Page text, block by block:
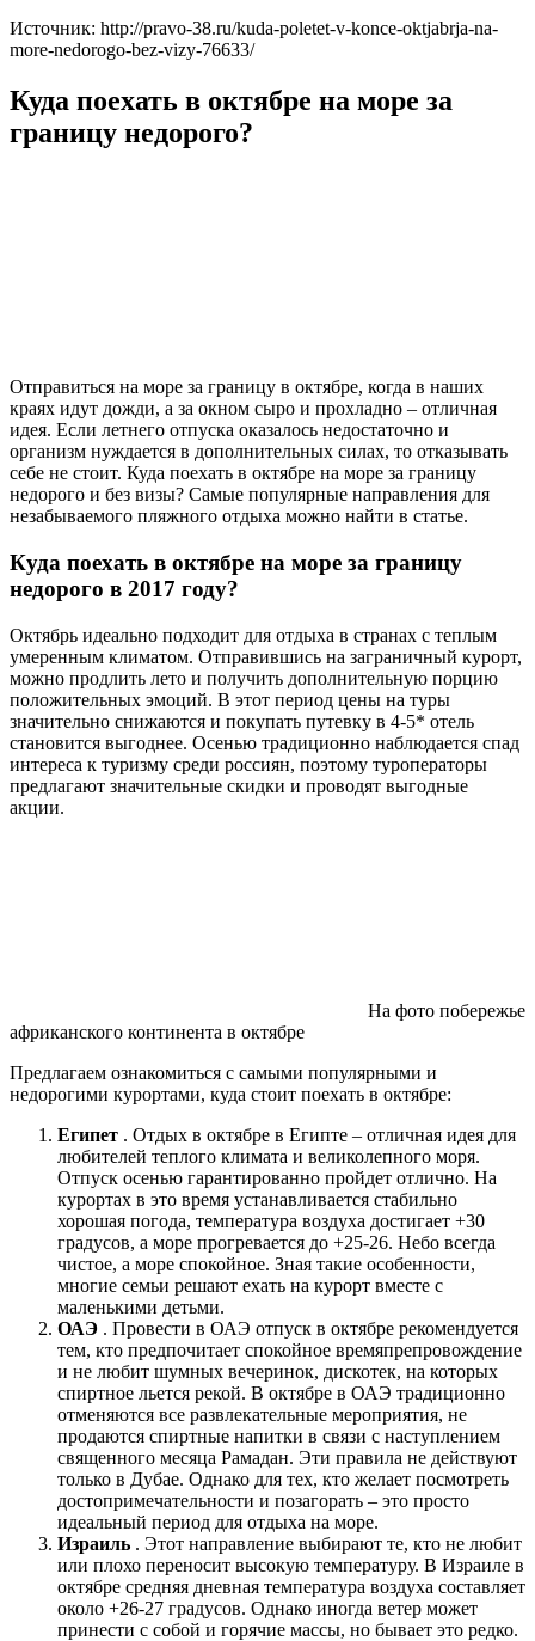
Источник: http://pravo-38.ru/kuda-poletet-v-konce-oktjabrja-na-
more-nedorogo-bez-vizy-76633/
Куда поехать в октябре на море за
границу недорого?
Отправиться на море за границу в октябре, когда в наших
краях идут дожди, а за окном сыро и прохладно – отличная
идея. Если летнего отпуска оказалось недостаточно и
организм нуждается в дополнительных силах, то отказывать
себе не стоит. Куда поехать в октябре на море за границу
недорого и без визы? Самые популярные направления для
незабываемого пляжного отдыха можно найти в статье.
Куда поехать в октябре на море за границу
недорого в 2017 году?
Октябрь идеально подходит для отдыха в странах с теплым
умеренным климатом. Отправившись на заграничный курорт,
можно продлить лето и получить дополнительную порцию
положительных эмоций. В этот период цены на туры
значительно снижаются и покупать путевку в 4-5* отель
становится выгоднее. Осенью традиционно наблюдается спад
интереса к туризму среди россиян, поэтому туроператоры
предлагают значительные скидки и проводят выгодные
акции.
На фото побережье
африканского континента в октябре
Предлагаем ознакомиться с самыми популярными и
недорогими курортами, куда стоит поехать в октябре:
Египет . Отдых в октябре в Египте – отличная идея для
любителей теплого климата и великолепного моря.
Отпуск осенью гарантированно пройдет отлично. На
курортах в это время устанавливается стабильно
хорошая погода, температура воздуха достигает +30
градусов, а море прогревается до +25-26. Небо всегда
чистое, а море спокойное. Зная такие особенности,
многие семьи решают ехать на курорт вместе с
маленькими детьми.
ОАЭ . Провести в ОАЭ отпуск в октябре рекомендуется
тем, кто предпочитает спокойное времяпрепровождение
и не любит шумных вечеринок, дискотек, на которых
спиртное льется рекой. В октябре в ОАЭ традиционно
отменяются все развлекательные мероприятия, не
продаются спиртные напитки в связи с наступлением
священного месяца Рамадан. Эти правила не действуют
только в Дубае. Однако для тех, кто желает посмотреть
достопримечательности и позагорать – это просто
идеальный период для отдыха на море.
Израиль . Этот направление выбирают те, кто не любит
или плохо переносит высокую температуру. В Израиле в
октябре средняя дневная температура воздуха составляет
около +26-27 градусов. Однако иногда ветер может
принести с собой и горячие массы, но бывает это редко.